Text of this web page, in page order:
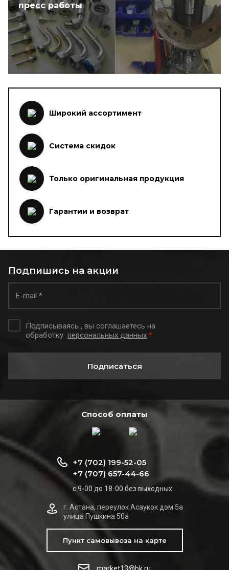
пресс работы
Широкий ассортимент
Система скидок
Только оригинальная продукция
Гарантии и возврат
Подпишись на акции
Подписываясь , вы соглашаетесь на
обработку персональных данных *
Подписаться
Способ оплаты
+7 (702) 199-52-05
+7 (707) 657-44-66
с 9-00 до 18-00 без выходных
г. Астана, переулок Асаукок дом 5а
улица Пушкина 50а
Пункт самовывоза на карте
market13@bk.ru